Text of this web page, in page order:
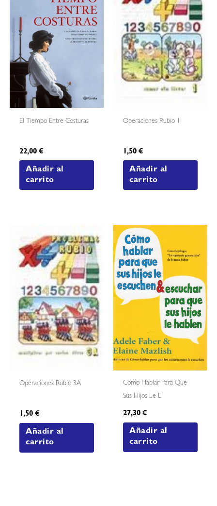
El Tiempo Entre Costuras
22,00€
Añadir al
carrito
Operaciones Rubio 1
1,50€
Añadir al
carrito
Operaciones Rubio 3A
1,50€
Añadir al
carrito
Como Hablar Para Que
Sus Hijos Le E
27,30€
Añadir al
carrito